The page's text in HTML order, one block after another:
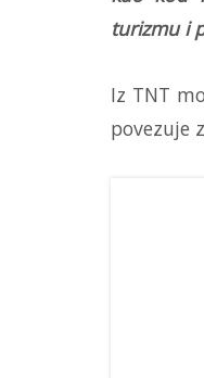
turizmu i
Iz TNT
povezuje